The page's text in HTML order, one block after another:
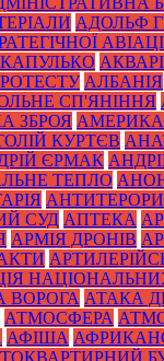
АДОЛЬФ
АЛБАНІЯ
СП'ЯНІННЯ
ЗБРОЯ
КУРТЄВ
ЄРМАК
ТЕПЛО
СУД АПТЕКА
АРМІЯ ДРОНІВ
ВОРОГА АТАКА
АТМОСФЕРА
АФІША